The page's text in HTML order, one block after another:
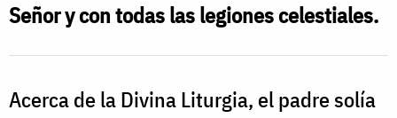
Señor y con todas las legiones celestiales.
Acerca de la Divina Liturgia, el padre solía